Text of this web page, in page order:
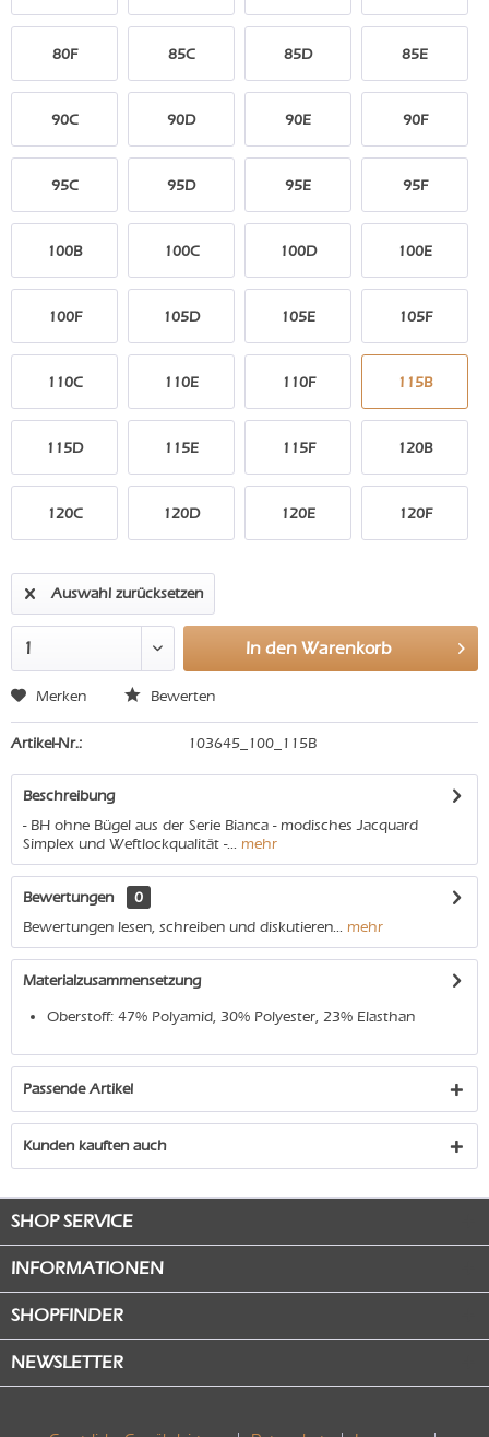
80F 85C 85D 85E
90C 90D 90E 90F
95C 95D 95E 95F
100B 100C 100D 100E
100F 105D 105E 105F
110C 110E 110F 115B
115D 115E 115F 120B
120C 120D 120E 120F
Auswahl zurücksetzen
In den Warenkorb
Merken Bewerten
Artikel-Nr.: 103645_100_115B
Beschreibung
- BH ohne Bügel aus der Serie Bianca - modisches Jacquard
Simplex und Weftlockqualität -... mehr
Bewertungen
0
Bewertungen lesen, schreiben und diskutieren... mehr
Materialzusammensetzung
Oberstoff: 47% Polyamid, 30% Polyester, 23% Elasthan
Passende Artikel
Kunden kauften auch
SHOP SERVICE
INFORMATIONEN
SHOPFINDER
NEWSLETTER